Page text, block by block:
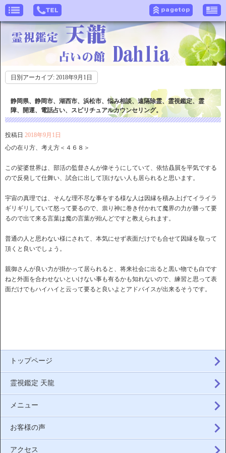
日別アーカイブ: 2018年9月1日
静岡県、静岡市、湖西市、浜松市、悩み相談、遠隔除霊、霊視鑑定、霊
障、開運、電話占い、スピリチュアルカウンセリング。
投稿日 2018年9月1日
心の在り方、考え方＜４６８＞
この娑婆世界は、部活の監督さんが偉そうにしていて、依怙贔屓を平気でする
ので反発して仕舞い、試合に出して頂けない人も居られると思います。
宇宙の真理では、そんな理不尽な事をする様な人は因縁を積み上げてイライラ
ギリギリしていて怒って要るので、祟り神に巻き付かれて魔界の力が勝って要
るので出て来る言葉は魔の言葉が殆んどですと教えられます。
普通の人と思わない様にされて、本気にせず表面だけでも合せて因縁を取って
頂くと良いでしょう。
親御さんが良い力が掛かって居られると、将来社会に出ると黒い物でも白です
ねと外面を合わせないといけない事も有るかも知れないので、練習と思って表
面だけでもハイハイと云って要ると良いよとアドバイスが出来るそうです。
トップページ
霊視鑑定 天龍
メニュー
お客様の声
アクセス